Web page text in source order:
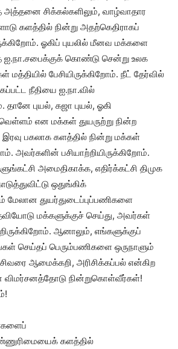
அத்தனை சிக்கல்களிலும், வாழ்வாதார
களத்தில் நின்று அதற்கெதிராகப்
ஓகிப் புயலில் மீனவ மக்களை
ஐ.நா.சபைக்குக் கொண்டு சென்று உலக
மத்தியில் பேசியிருக்கிறோம். நீட் தேர்வில்
நீதியை ஐ.நா.வில்
தானே புயல், கஜா புயல், ஓகி
என மக்கள் துயருற்று நின்ற
பகலாக களத்தில் நின்று மக்கள்
அவர்களின் பசியாற்றியிருக்கிறோம்.
அமைதிகாக்க, எதிர்க்கட்சி திமுக
ஒதுங்கிக்
மேலான துயர்துடைப்புப்பணிகளை
மக்களுக்குச் செய்து, அவர்கள்
ஆனாலும், எங்களுக்குப்
செய்தப் பெரும்பணிகளை ஒருநாளும்
ஆமைக்கறி, அரிசிக்கப்பல் என்கிற
விமர்சனத்தோடு நின்றுகொள்வீர்கள்!
களத்தில்